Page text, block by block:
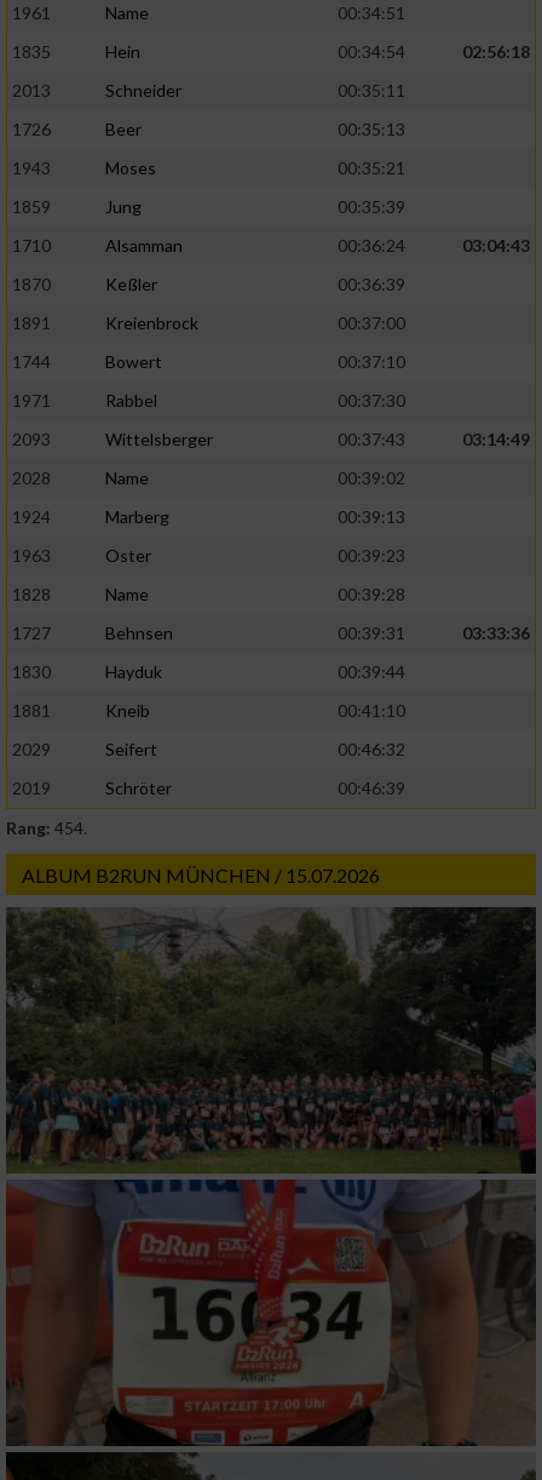
1961
Name
00:34:51
1835
Hein 00:34:54
02:56:18
2013
Schneider
00:35:11
1726
Beer
00:35:13
1943
Moses
00:35:21
1859
Jung
00:35:39
1710
Alsamman 00:36:24
03:04:43
1870
Keßler
00:36:39
1891
Kreienbrock
00:37:00
1744
Bowert
00:37:10
1971
Rabbel
00:37:30
2093
Wittelsberger 00:37:43
03:14:49
2028
Name
00:39:02
1924
Marberg
00:39:13
1963
Oster
00:39:23
1828
Name
00:39:28
1727
Behnsen 00:39:31
03:33:36
1830
Hayduk
00:39:44
1881
Kneib
00:41:10
2029
Seifert
00:46:32
2019
Schröter
00:46:39
Rang: 454.
ALBUM B2RUN MÜNCHEN / 15.07.2026
auf einem Endgerät
von Werbeanzeigen
Werbung
personalisierter Werbung
von Inhalten
personalisierter Inhalte
Analyse von Zielgruppen durch Statistiken
verschiedenen Quellen
Verwendung reduzierter Daten zur Auswahl
Verwendung genauer Standortdaten
Geräte anhand von aktiv angeforderten
Informationen identifizieren
Nicht-IAB-Verarbeitungszwecke:
Notwendig
Performance
Funktional